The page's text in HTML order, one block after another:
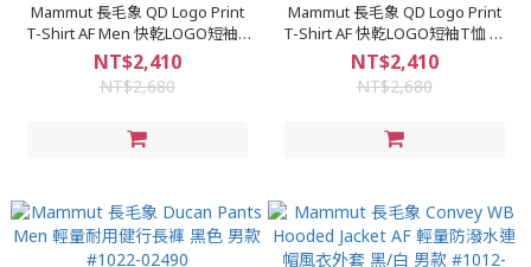
Mammut 長毛象 QD Logo Print
T-Shirt AF Men 快乾LOGO短袖T
恤 男款 鼠尾草銀綠PRT4 #1017-
02012
NT$2,410
NT$2,680
Mammut 長毛象 QD Logo Print
T-Shirt AF 快乾LOGO短袖T恤 男
款 白PRT3 #1017-02012
NT$2,410
NT$2,680